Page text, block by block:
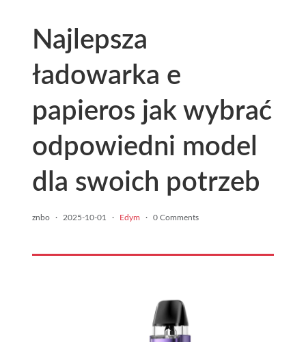
Najlepsza
ładowarka e
papieros jak wybrać
odpowiedni model
dla swoich potrzeb
znbo · 2025-10-01 · Edym · 0 Comments